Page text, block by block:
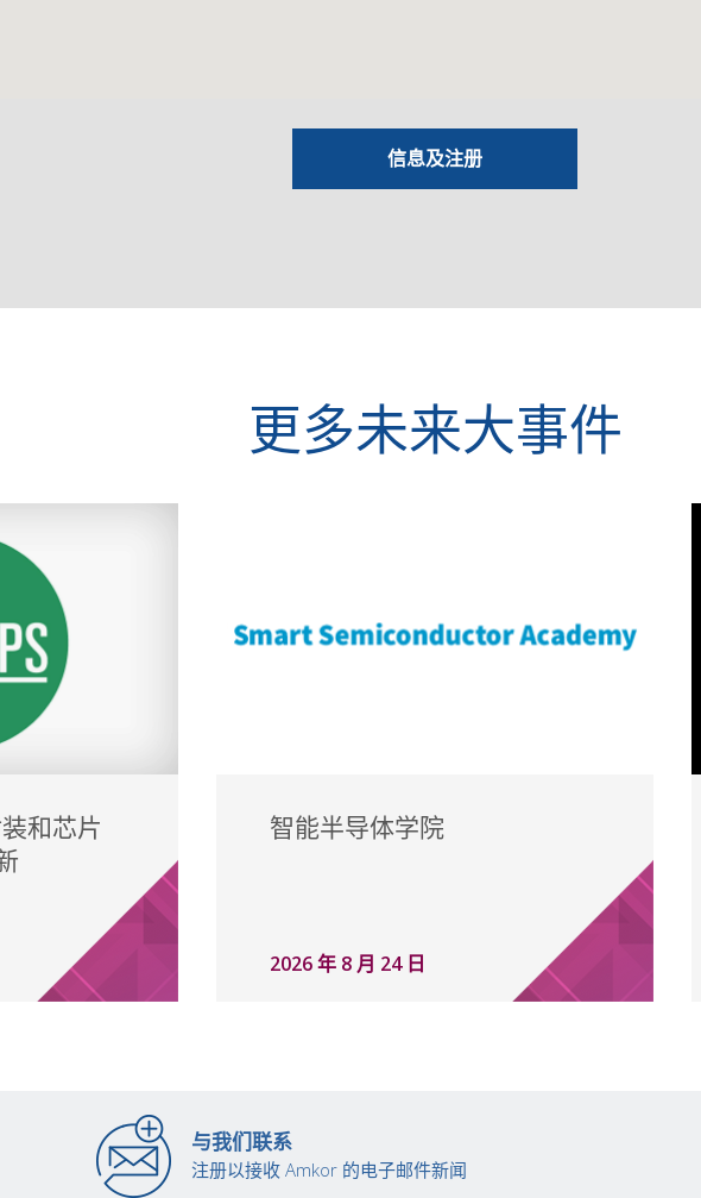
信息及注册
更多未来大事件
和芯片
智能半导体学院
2026 年 8 月 24 日
与我们联系
注册以接收 Amkor 的电子邮件新闻